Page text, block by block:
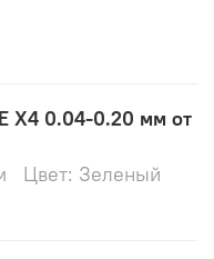
X4 0.04-0.20 мм от
Цвет: Зеленый